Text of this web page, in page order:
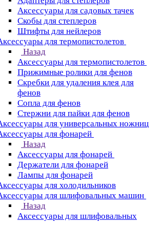
Аксессуары для садовых тачек
Скобы для степлеров
Штифты для нейлеров
для термопистолетов
Назад
Аксессуары для термопистолетов
Прижимные ролики для фенов
Скребки для удаления клея для
фенов
Сопла для фенов
Стержни для пайки для фенов
для универсальных ножниц
для фонарей
Назад
Аксессуары для фонарей
Держатели для фонарей
Лампы для фонарей
для холодильников
для шлифовальных машин
Назад
Аксессуары для шлифовальных